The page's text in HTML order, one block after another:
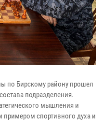
по Бирскому району прошел
подразделения.
мышления и
примером спортивного духа и